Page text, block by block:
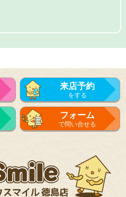
来店予約
をする
フォーム
で問い合せる